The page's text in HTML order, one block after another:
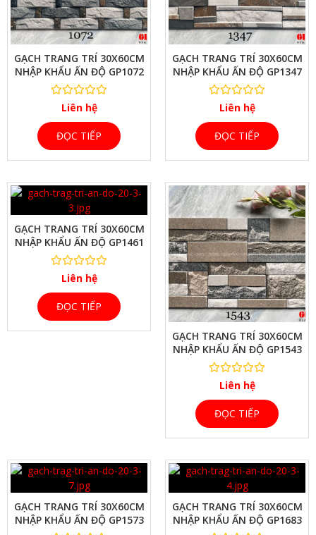
GẠCH TRANG TRÍ 30X60CM
NHẬP KHẨU ẤN ĐỘ GP1072
Liên hệ
ĐỌC TIẾP
XEM NHANH
GẠCH TRANG TRÍ 30X60CM
NHẬP KHẨU ẤN ĐỘ GP1347
Liên hệ
ĐỌC TIẾP
GẠCH TRANG TRÍ 30X60CM
NHẬP KHẨU ẤN ĐỘ GP1461
Liên hệ
ĐỌC TIẾP
XEM NHANH
GẠCH TRANG TRÍ 30X60CM
NHẬP KHẨU ẤN ĐỘ GP1543
Liên hệ
ĐỌC TIẾP
GẠCH TRANG TRÍ 30X60CM
NHẬP KHẨU ẤN ĐỘ GP1573
XEM NHANH
GẠCH TRANG TRÍ 30X60CM
NHẬP KHẨU ẤN ĐỘ GP1683